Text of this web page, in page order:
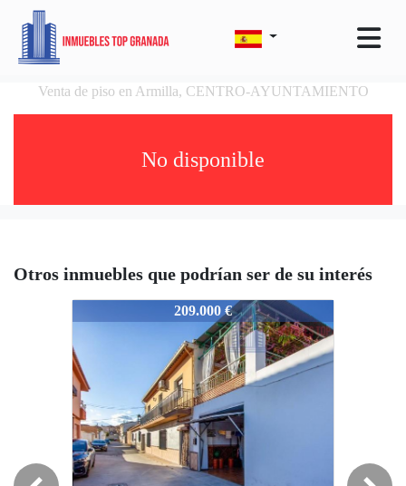
Venta de piso en Armilla, CENTRO-AYUNTAMIENTO
No disponible
Otros inmuebles que podrían ser de su interés
209.000 €